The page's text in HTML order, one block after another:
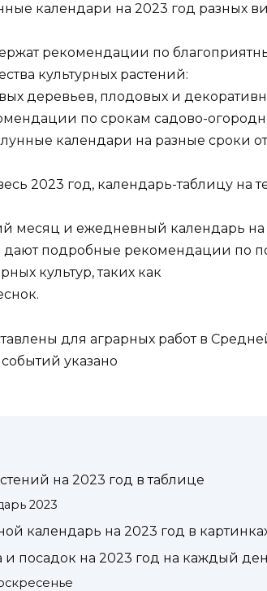
календари на 2023 год разных
рекомендации по
культурных растений:
деревьев, плодовых и
по срокам садово-
календари на разные сроки
2023 год, календарь-таблицу на
месяц и ежедневный календарь
подробные рекомендации по
культур, таких как
для аграрных работ в
указано
на 2023 год в таблице
2023
календарь на 2023 год в
посадок на 2023 год на каждый